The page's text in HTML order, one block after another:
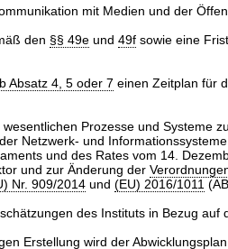
mit Medien und der
den §§ 49eund 49fsowie eine
Absatz 4, 5 oder 7 einen Zeitplan für
Prozesse und Systeme
Netzwerk- und
und des Rates vom 14.
und zur Änderung der
Nr. 909/2014und (EU) 2016/1011
des Instituts in Bezug auf
Erstellung wird der